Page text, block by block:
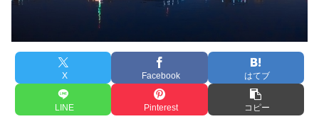
X Facebook はてブ
LINE Pinterest コピー